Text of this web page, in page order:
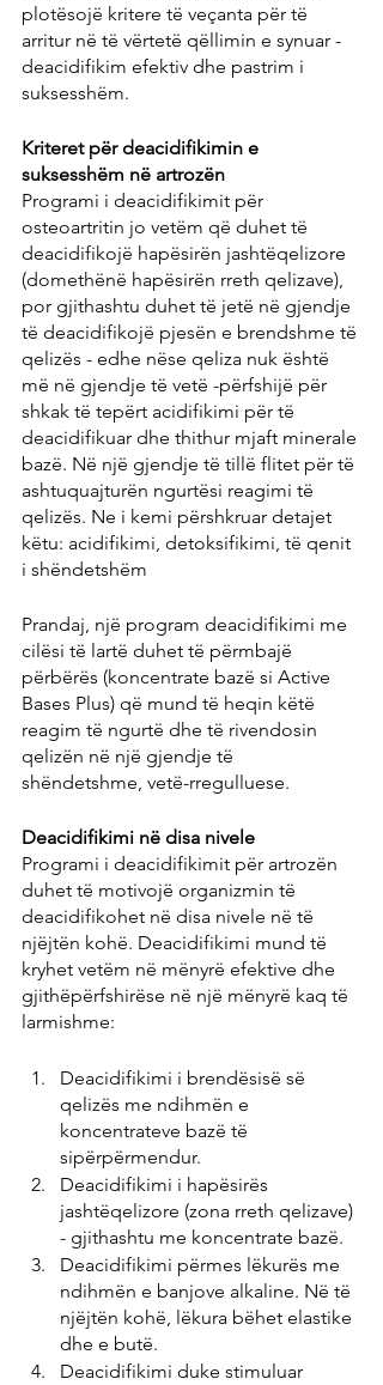
plotësojë kritere të veçanta për të
arritur në të vërtetë qëllimin e synuar -
deacidifikim efektiv dhe pastrim i
suksesshëm.
Kriteret për deacidifikimin e
suksesshëm në artrozën
Programi i deacidifikimit për
osteoartritin jo vetëm që duhet të
deacidifikojë hapësirën jashtëqelizore
(domethënë hapësirën rreth qelizave),
por gjithashtu duhet të jetë në gjendje
të deacidifikojë pjesën e brendshme të
qelizës - edhe nëse qeliza nuk është
më në gjendje të vetë -përfshijë për
shkak të tepërt acidifikimi për të
deacidifikuar dhe thithur mjaft minerale
bazë. Në një gjendje të tillë flitet për të
ashtuquajturën ngurtësi reagimi të
qelizës. Ne i kemi përshkruar detajet
këtu: acidifikimi, detoksifikimi, të qenit
i shëndetshëm
Prandaj, një program deacidifikimi me
cilësi të lartë duhet të përmbajë
përbërës (koncentrate bazë si Active
Bases Plus) që mund të heqin këtë
reagim të ngurtë dhe të rivendosin
qelizën në një gjendje të
shëndetshme, vetë-rregulluese.
Deacidifikimi në disa nivele
Programi i deacidifikimit për artrozën
duhet të motivojë organizmin të
deacidifikohet në disa nivele në të
njëjtën kohë. Deacidifikimi mund të
kryhet vetëm në mënyrë efektive dhe
gjithëpërfshirëse në një mënyrë kaq të
larmishme:
Deacidifikimi i brendësisë së
qelizës me ndihmën e
koncentrateve bazë të
sipërpërmendur.
Deacidifikimi i hapësirës
jashtëqelizore (zona rreth qelizave)
- gjithashtu me koncentrate bazë.
Deacidifikimi përmes lëkurës me
ndihmën e banjove alkaline. Në të
njëjtën kohë, lëkura bëhet elastike
dhe e butë.
Deacidifikimi duke stimuluar